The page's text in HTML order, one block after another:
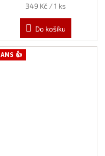
Měrná
349 Kč / 1 ks
Do košíku
AMS 👍